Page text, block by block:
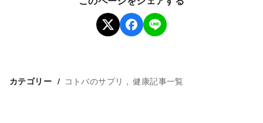
カテゴリー コトバのサプリ 健康記事一覧